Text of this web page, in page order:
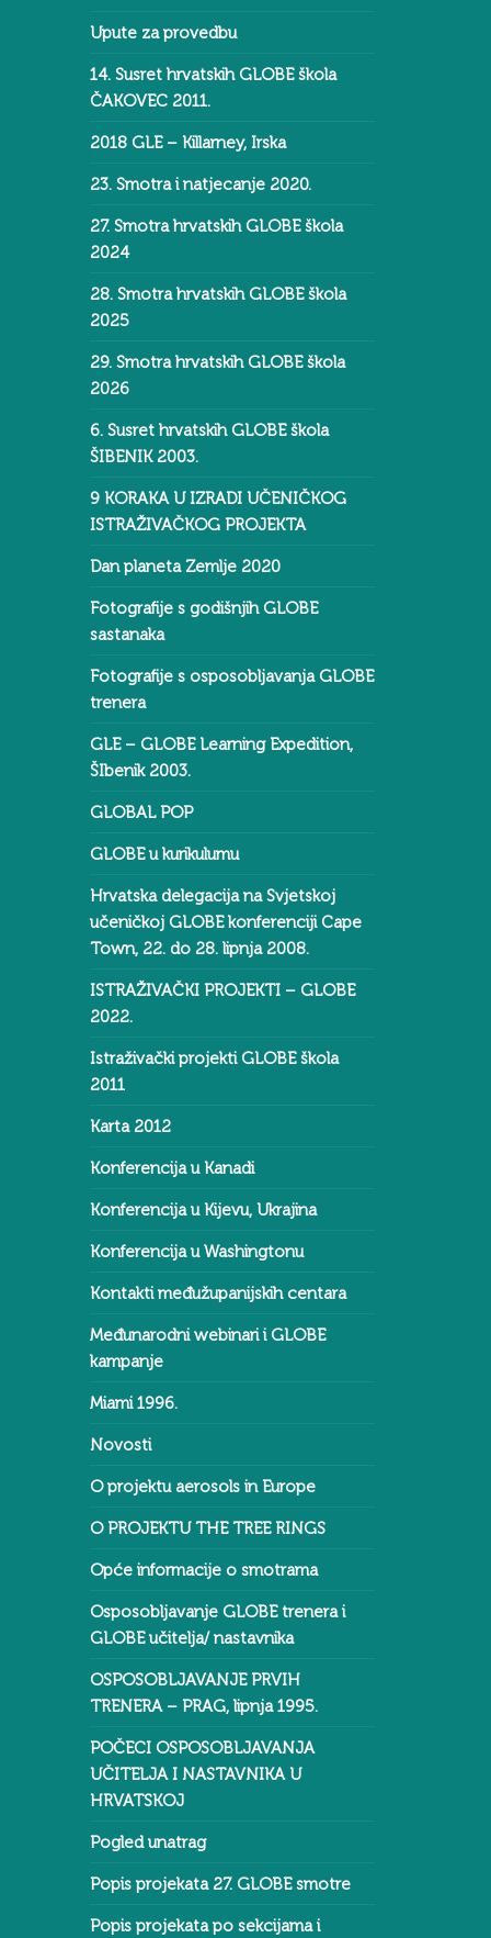
Upute za provedbu
14. Susret hrvatskih GLOBE škola
ČAKOVEC 2011.
2018 GLE – Killarney, Irska
23. Smotra i natjecanje 2020.
27. Smotra hrvatskih GLOBE škola
2024
28. Smotra hrvatskih GLOBE škola
2025
29. Smotra hrvatskih GLOBE škola
2026
6. Susret hrvatskih GLOBE škola
ŠIBENIK 2003.
9 KORAKA U IZRADI UČENIČKOG
ISTRAŽIVAČKOG PROJEKTA
Dan planeta Zemlje 2020
Fotografije s godišnjih GLOBE
sastanaka
Fotografije s osposobljavanja GLOBE
trenera
GLE – GLOBE Learning Expedition,
ŠIbenik 2003.
GLOBAL POP
GLOBE u kurikulumu
Hrvatska delegacija na Svjetskoj
učeničkoj GLOBE konferenciji Cape
Town, 22. do 28. lipnja 2008.
ISTRAŽIVAČKI PROJEKTI – GLOBE
2022.
Istraživački projekti GLOBE škola
2011
Karta 2012
Konferencija u Kanadi
Konferencija u Kijevu, Ukrajina
Konferencija u Washingtonu
Kontakti međužupanijskih centara
Međunarodni webinari i GLOBE
kampanje
Miami 1996.
Novosti
O projektu aerosols in Europe
O PROJEKTU THE TREE RINGS
Opće informacije o smotrama
Osposobljavanje GLOBE trenera i
GLOBE učitelja/ nastavnika
OSPOSOBLJAVANJE PRVIH
TRENERA – PRAG, lipnja 1995.
POČECI OSPOSOBLJAVANJA
UČITELJA I NASTAVNIKA U
HRVATSKOJ
Pogled unatrag
Popis projekata 27. GLOBE smotre
Popis projekata po sekcijama i